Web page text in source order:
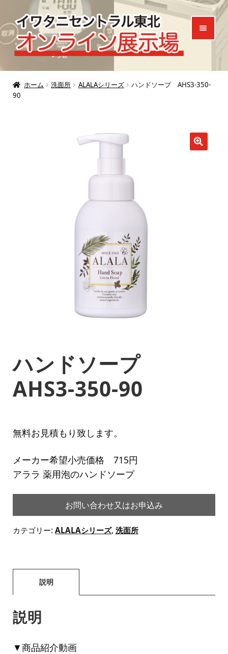
ナ
ビ
ゲ
ー
シ
ョ
ン
コ
ン
テ
ン
ツ
へ
ス
ホーム
ホーム 洗面所 ALALAシリーズ
ハンドソープ AHS3-350-
90
ハンドソープ
AHS3-350-90
無料お見積もり致します。
メーカー希望小売価格 715円
アララ 薬用泡のハンドソープ
お問い合わせ又はお申込み
カテゴリー: ALALAシリーズ, 洗面所
説明
説明
▼商品紹介動画